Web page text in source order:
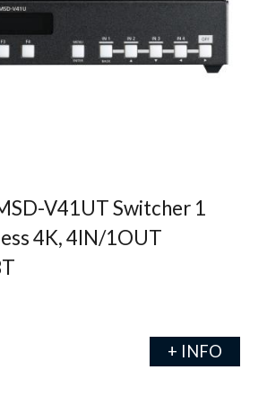
V41UT Switcher 1
4K, 4IN/1OUT
+ INFO